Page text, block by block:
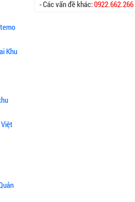
Khu
- Các vấn đề khác:0922.662.266